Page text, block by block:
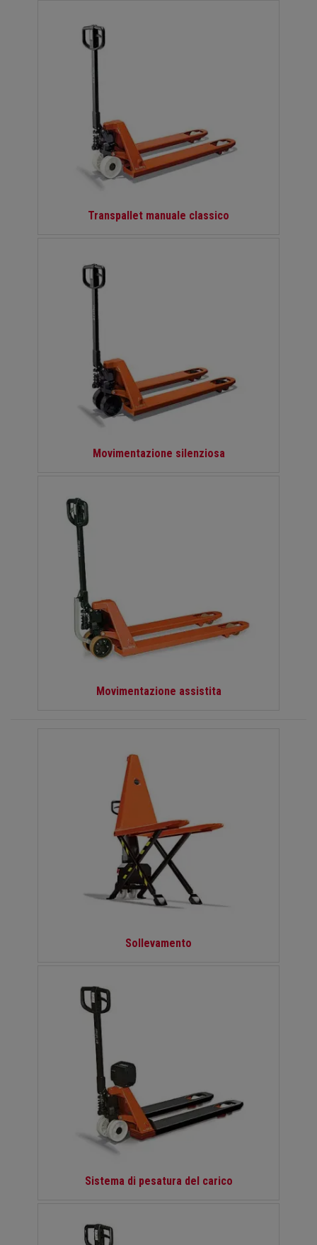
Transpallet manuale classico
Movimentazione silenziosa
Movimentazione assistita
Sollevamento
Sistema di pesatura del carico